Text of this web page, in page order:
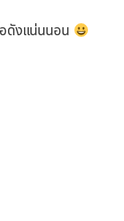
ดังแน่นนอน